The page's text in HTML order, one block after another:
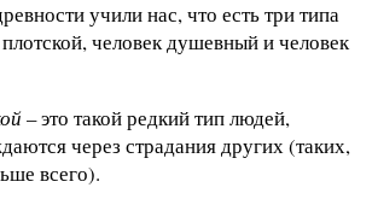
учили нас, что есть три типа
человек душевный и человек
– это такой редкий тип людей,
через страдания других (таких,
всего).